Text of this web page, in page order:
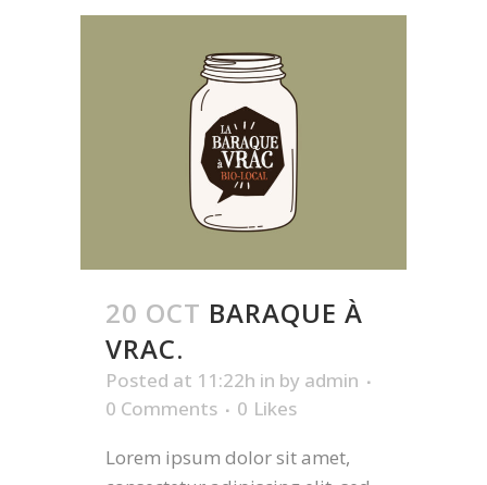
20 OCT BARAQUE À
VRAC.
Posted at 11:22h in by admin
0 Comments
0 Likes
Lorem ipsum dolor sit amet,